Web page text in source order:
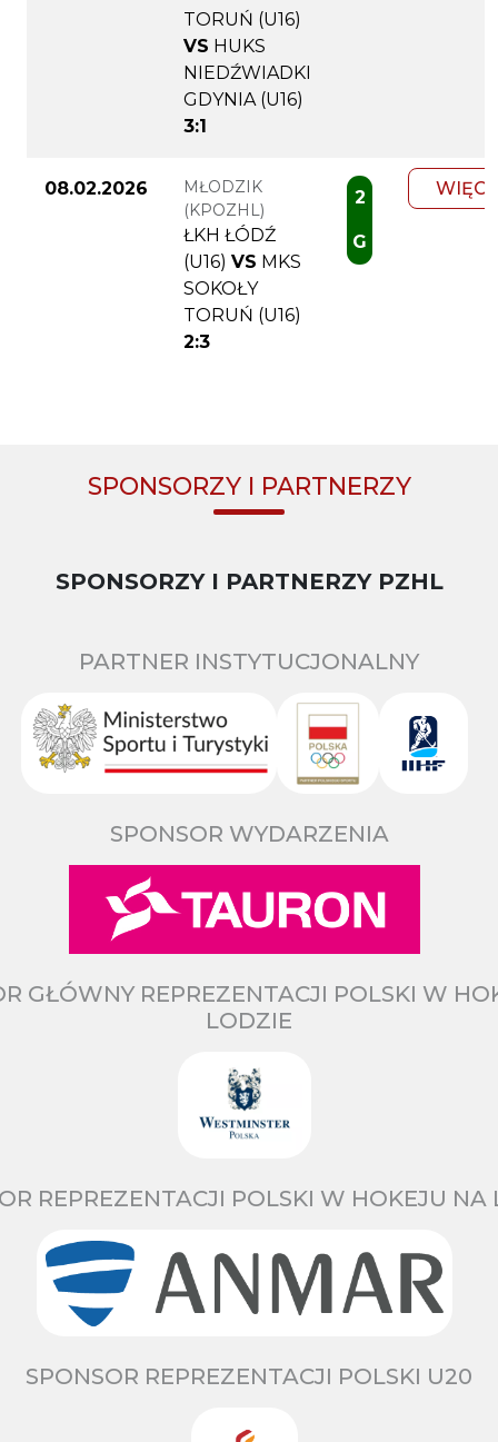
TORUŃ (U16)
VS HUKS
NIEDŹWIADKI
GDYNIA (U16)
3:1
08.02.2026
MŁODZIK
(KPOZHL)
ŁKH ŁÓDŹ
(U16) VS MKS
SOKOŁY
TORUŃ (U16)
2:3
2
G
SPONSORZY I PARTNERZY
SPONSORZY I PARTNERZY PZHL
PARTNER INSTYTUCJONALNY
SPONSOR WYDARZENIA
GŁÓWNY REPREZENTACJI POLSKI W
LODZIE
REPREZENTACJI POLSKI W HOKEJU NA
SPONSOR REPREZENTACJI POLSKI U20